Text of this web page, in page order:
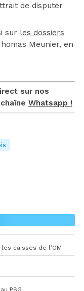
de disputer
sur les dossiers
Meunier, en
sur nos
Whatsapp !
caisses de l’OM
PSG